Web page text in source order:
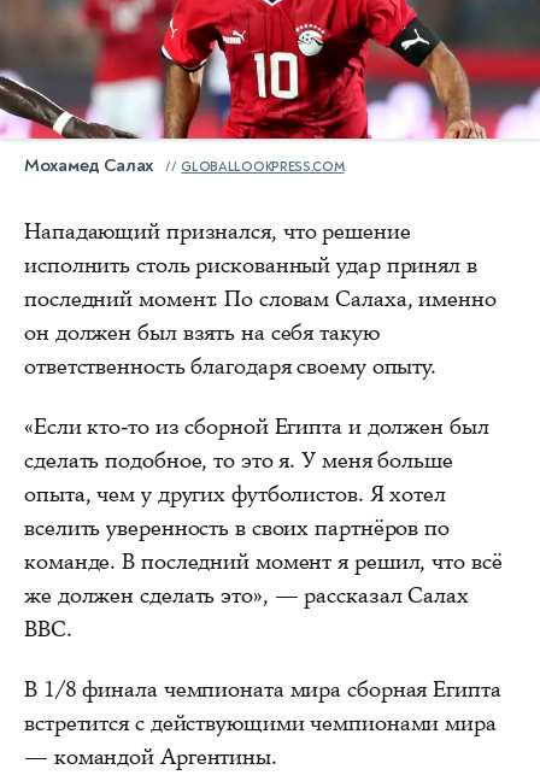
Мохамед Салах GLOBALLOOKPRESS.COM
Нападающий признался, что решение
исполнить столь рискованный удар принял в
последний момент. По словам Салаха, именно
он должен был взять на себя такую
ответственность благодаря своему опыту.
«Если кто-то из сборной Египта и должен был
сделать подобное, то это я. У меня больше
опыта, чем у других футболистов. Я хотел
вселить уверенность в своих партнёров по
команде. В последний момент я решил, что всё
же должен сделать это», — рассказал Салах
BBC.
В 1/8 финала чемпионата мира сборная Египта
встретится с действующими чемпионами мира
— командой Аргентины.